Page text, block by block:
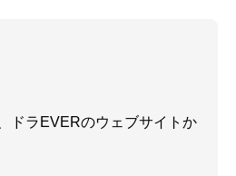
ドラEVERのウェブサイトか